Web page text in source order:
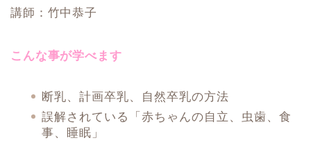
講師：竹中恭子
こんな事が学べます
断乳、計画卒乳、自然卒乳の方法
誤解されている「赤ちゃんの自立、虫歯、食
事、睡眠」